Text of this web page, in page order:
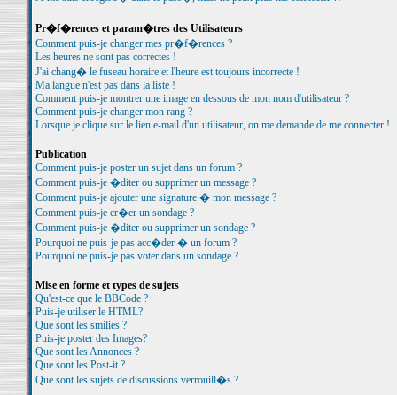
Pr�f�rences et param�tres des Utilisateurs
Comment puis-je changer mes pr�f�rences ?
Les heures ne sont pas correctes !
J'ai chang� le fuseau horaire et l'heure est toujours incorrecte !
Ma langue n'est pas dans la liste !
Comment puis-je montrer une image en dessous de mon nom d'utilisateur ?
Comment puis-je changer mon rang ?
Lorsque je clique sur le lien e-mail d'un utilisateur, on me demande de me connecter !
Publication
Comment puis-je poster un sujet dans un forum ?
Comment puis-je �diter ou supprimer un message ?
Comment puis-je ajouter une signature � mon message ?
Comment puis-je cr�er un sondage ?
Comment puis-je �diter ou supprimer un sondage ?
Pourquoi ne puis-je pas acc�der � un forum ?
Pourquoi ne puis-je pas voter dans un sondage ?
Mise en forme et types de sujets
Qu'est-ce que le BBCode ?
Puis-je utiliser le HTML?
Que sont les smilies ?
Puis-je poster des Images?
Que sont les Annonces ?
Que sont les Post-it ?
Que sont les sujets de discussions verrouill�s ?